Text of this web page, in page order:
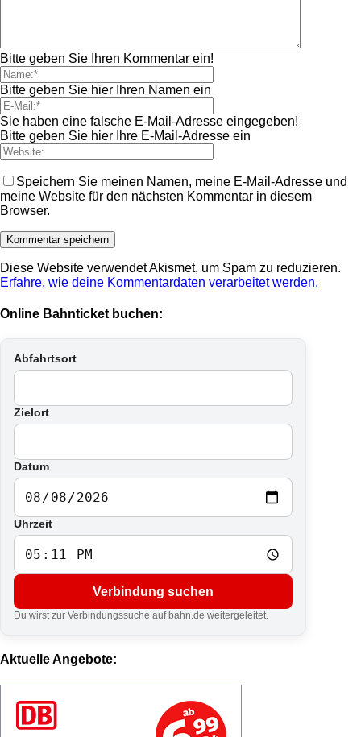
Bitte geben Sie Ihren Kommentar ein!
Bitte geben Sie hier Ihren Namen ein
Sie haben eine falsche E-Mail-Adresse eingegeben!
Bitte geben Sie hier Ihre E-Mail-Adresse ein
Speichern Sie meinen Namen, meine E-Mail-Adresse und
meine Website für den nächsten Kommentar in diesem
Browser.
Diese Website verwendet Akismet, um Spam zu reduzieren.
Erfahre, wie deine Kommentardaten verarbeitet werden.
Online Bahnticket buchen:
Abfahrtsort
Zielort
Datum
Uhrzeit
Verbindung suchen
Du wirst zur Verbindungssuche auf bahn.de weitergeleitet.
Aktuelle Angebote: